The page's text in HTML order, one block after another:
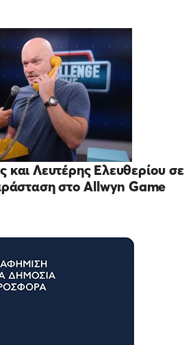
Λευτέρης Ελευθερίου σε
στο Allwyn Game